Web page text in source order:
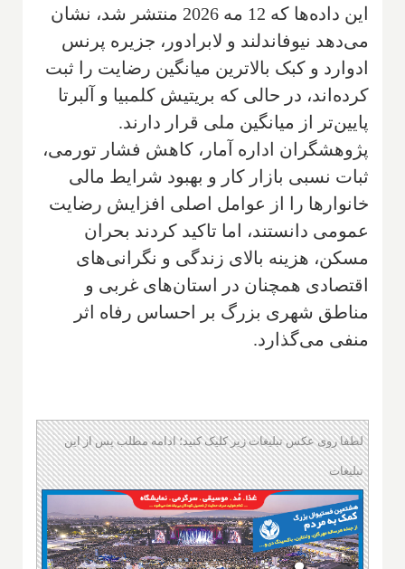
این داده‌ها که 12 مه 2026 منتشر شد، نشان
می‌دهد نیوفاندلند و لابرادور، جزیره پرنس
ادوارد و کبک بالاترین میانگین رضایت را ثبت
کرده‌اند، در حالی که بریتیش کلمبیا و آلبرتا
پایین‌تر از میانگین ملی قرار دارند.
پژوهشگران اداره آمار، کاهش فشار تورمی،
ثبات نسبی بازار کار و بهبود شرایط مالی
خانوارها را از عوامل اصلی افزایش رضایت
عمومی دانستند، اما تاکید کردند بحران
مسکن، هزینه بالای زندگی و نگرانی‌های
اقتصادی همچنان در استان‌های غربی و
مناطق شهری بزرگ بر احساس رفاه اثر
منفی می‌گذارد.
لطفا روی عکس تبلیغات زیر کلیک کنید؛ ادامه مطلب پس از این
تبلیغات